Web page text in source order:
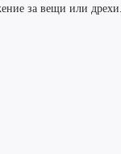
за вещи или дрехи.